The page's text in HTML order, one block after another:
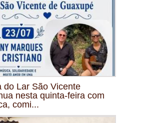
do Lar São Vicente
nesta quinta-feira com
comi...